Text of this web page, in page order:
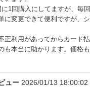
1回購入にしてますが、毎
に変更できて便利ですが、
正利用があってからカード
も本当に助かります。価格
ュー 2026/01/13 18:00:02